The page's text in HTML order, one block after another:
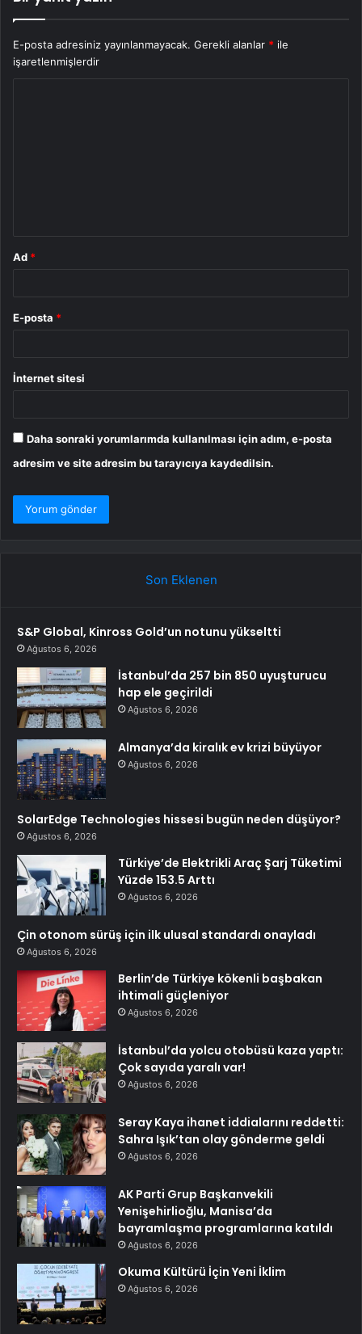
E-posta adresiniz yayınlanmayacak. Gerekli alanlar * ile
işaretlenmişlerdir
Ad *
E-posta *
İnternet sitesi
Daha sonraki yorumlarımda kullanılması için adım, e-posta
adresim ve site adresim bu tarayıcıya kaydedilsin.
Son Eklenen
S&P Global, Kinross Gold’un notunu yükseltti
Ağustos 6, 2026
İstanbul’da 257 bin 850 uyuşturucu
hap ele geçirildi
Ağustos 6, 2026
Almanya’da kiralık ev krizi büyüyor
Ağustos 6, 2026
SolarEdge Technologies hissesi bugün neden düşüyor?
Ağustos 6, 2026
Türkiye’de Elektrikli Araç Şarj Tüketimi
Yüzde 153.5 Arttı
Ağustos 6, 2026
Çin otonom sürüş için ilk ulusal standardı onayladı
Ağustos 6, 2026
Berlin’de Türkiye kökenli başbakan
ihtimali güçleniyor
Ağustos 6, 2026
İstanbul’da yolcu otobüsü kaza yaptı:
Çok sayıda yaralı var!
Ağustos 6, 2026
Seray Kaya ihanet iddialarını reddetti:
Sahra Işık’tan olay gönderme geldi
Ağustos 6, 2026
AK Parti Grup Başkanvekili
Yenişehirlioğlu, Manisa’da
bayramlaşma programlarına katıldı
Ağustos 6, 2026
Okuma Kültürü İçin Yeni İklim
Ağustos 6, 2026